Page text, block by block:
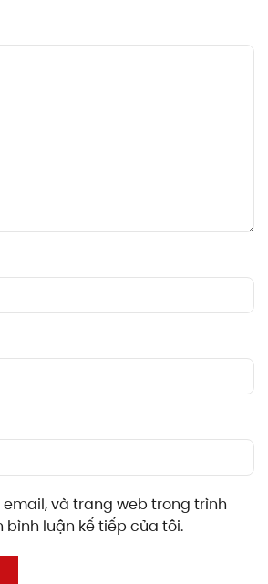
email, và trang web trong trình
luận kế tiếp của tôi.